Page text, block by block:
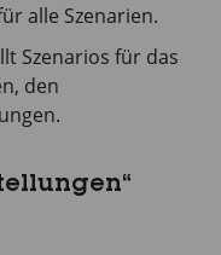
alle Szenarien.
Szenarios für das
den